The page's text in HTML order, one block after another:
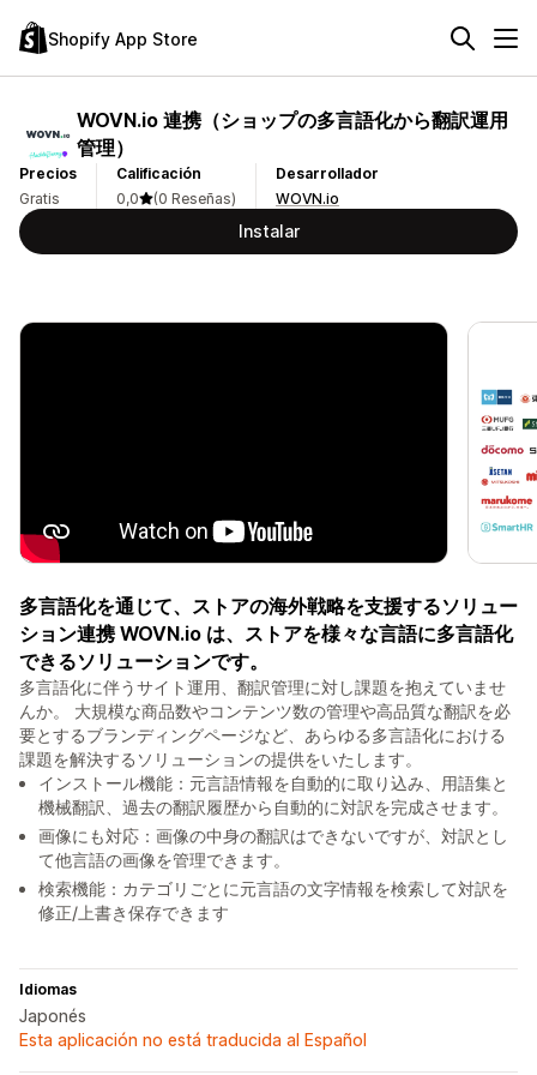
Shopify App Store
WOVN.io 連携（ショップの多言語化から翻訳運用
管理）
Precios
Gratis
Calificación
0,0
(0 Reseñas)
Desarrollador
WOVN.io
Instalar
多言語化を通じて、ストアの海外戦略を支援するソリュー
ション連携 WOVN.io は、ストアを様々な言語に多言語化
できるソリューションです。
多言語化に伴うサイト運用、翻訳管理に対し課題を抱えていませ
んか。 大規模な商品数やコンテンツ数の管理や高品質な翻訳を必
要とするブランディングページなど、あらゆる多言語化における
課題を解決するソリューションの提供をいたします。
インストール機能：元言語情報を自動的に取り込み、用語集と
機械翻訳、過去の翻訳履歴から自動的に対訳を完成させます。
画像にも対応：画像の中身の翻訳はできないですが、対訳とし
て他言語の画像を管理できます。
検索機能：カテゴリごとに元言語の文字情報を検索して対訳を
修正/上書き保存できます
Idiomas
Japonés
Esta aplicación no está traducida al Español